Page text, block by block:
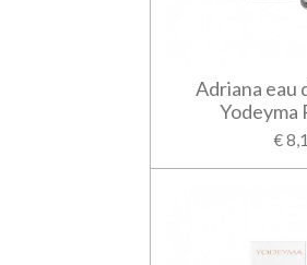
Adriana eau
Yodeyma
€